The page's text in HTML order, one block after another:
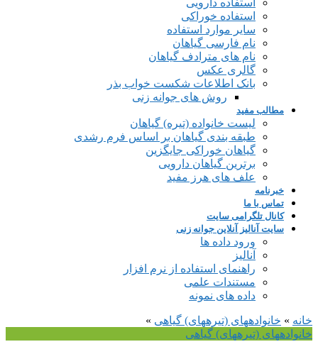
استفاده دارویی
استفاده خوراکی
سایر موارد استفاده
نام فارسی گیاهان
نام های مترادف گیاهان
گالری عکس
بانک اطلاعات شکست خواب بذر
روش های جوانه زنی
مطالب مفید
لیست خانواده (تیره) گیاهان
طبقه بندی گیاهان بر اساس فرم رشدی
گیاهان خوراکی جایگزین
برترین گیاهان دارویی
علف های هرز مفید
خبرنامه
تماس با ما
کانال تلگرامی سایت
سایت آنالیز آنلاین جوانه زنی
ورود داده ها
آنالیز
راهنمای استفاده از نرم افزار
مستندات علمی
داده های نمونه
خانه » خانواده‎های (تیره‎های) گیاهی
»
خانواده‎های (تیره‎های) گیاهی